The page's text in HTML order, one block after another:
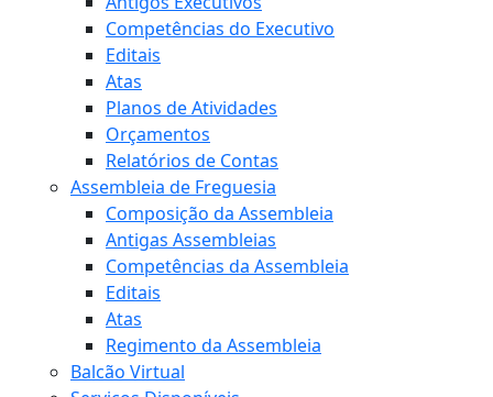
Competências do Executivo
Editais
Atas
Planos de Atividades
Orçamentos
Relatórios de Contas
Assembleia de Freguesia
Composição da Assembleia
Antigas Assembleias
Competências da Assembleia
Editais
Atas
Regimento da Assembleia
Balcão Virtual